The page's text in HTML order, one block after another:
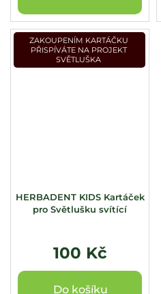
ZAKOUPENÍM KARTÁČKU
PŘISPÍVÁTE NA PROJEKT
SVĚTLUŠKA
HERBADENT KIDS Kartáček
pro Světlušku svítící
100 Kč
Do košíku